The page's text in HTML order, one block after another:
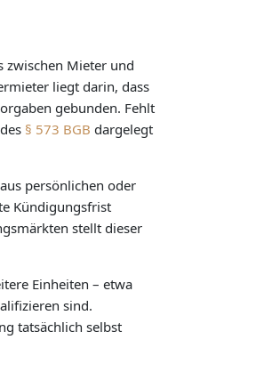
zwischen Mieter und
liegt darin, dass
gebunden. Fehlt
§ 573 BGB dargelegt
persönlichen oder
Kündigungsfrist
stellt dieser
Einheiten – etwa
sind.
tatsächlich selbst